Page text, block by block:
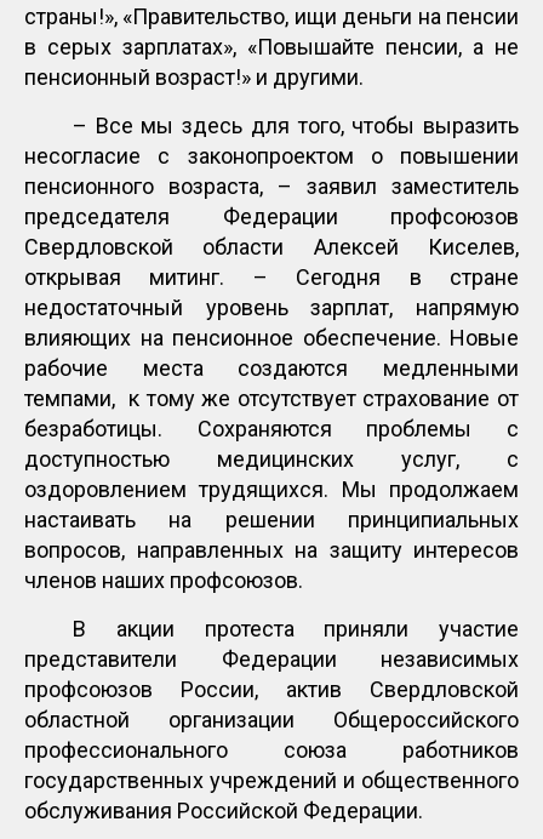
страны!», «Правительство, ищи деньги на пенсии
в серых зарплатах», «Повышайте пенсии, а не
пенсионный возраст!» и другими.
– Все мы здесь для того, чтобы выразить
несогласие с законопроектом о повышении
пенсионного возраста, – заявил заместитель
председателя Федерации профсоюзов
Свердловской области Алексей Киселев,
открывая митинг. – Сегодня в стране
недостаточный уровень зарплат, напрямую
влияющих на пенсионное обеспечение. Новые
рабочие места создаются медленными
темпами, к тому же отсутствует страхование от
безработицы. Сохраняются проблемы с
доступностью медицинских услуг, с
оздоровлением трудящихся. Мы продолжаем
настаивать на решении принципиальных
вопросов, направленных на защиту интересов
членов наших профсоюзов.
В акции протеста приняли участие
представители Федерации независимых
профсоюзов России, актив Свердловской
областной организации Общероссийского
профессионального союза работников
государственных учреждений и общественного
обслуживания Российской Федерации.